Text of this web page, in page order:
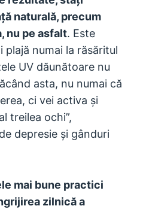
naturală, precum
nu pe asfalt. Este
numai la răsăritul
UV dăunătoare nu
asta, nu numai că
ci vei activa și
treilea ochi”,
depresie și gânduri
mai bune practici
zilnică a